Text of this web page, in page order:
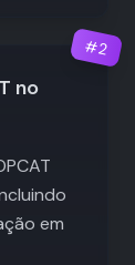
#2
no
em